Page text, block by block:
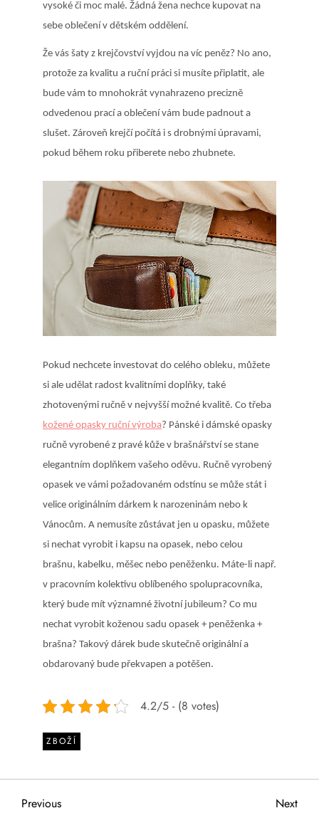
vysoké či moc malé. Žádná žena nechce kupovat na
sebe oblečení v dětském oddělení.
Že vás šaty z krejčovství vyjdou na víc peněz? No ano,
protože za kvalitu a ruční práci si musíte připlatit, ale
bude vám to mnohokrát vynahrazeno precizně
odvedenou prací a oblečení vám bude padnout a
slušet. Zároveň krejčí počítá i s drobnými úpravami,
pokud během roku přiberete nebo zhubnete.
Pokud nechcete investovat do celého obleku, můžete
si ale udělat radost kvalitními doplňky, také
zhotovenými ručně v nejvyšší možné kvalitě. Co třeba
kožené opasky ruční výroba? Pánské i dámské opasky
ručně vyrobené z pravé kůže v brašnářství se stane
elegantním doplňkem vašeho oděvu. Ručně vyrobený
opasek ve vámi požadovaném odstínu se může stát i
velice originálním dárkem k narozeninám nebo k
Vánocům. A nemusíte zůstávat jen u opasku, můžete
si nechat vyrobit i kapsu na opasek, nebo celou
brašnu, kabelku, měšec nebo peněženku. Máte-li např.
v pracovním kolektivu oblíbeného spolupracovníka,
který bude mít významné životní jubileum? Co mu
nechat vyrobit koženou sadu opasek + peněženka +
brašna? Takový dárek bude skutečně originální a
obdarovaný bude překvapen a potěšen.
4.2/5 - (8 votes)
ZBOŽÍ
Previous
Previous Next
Next